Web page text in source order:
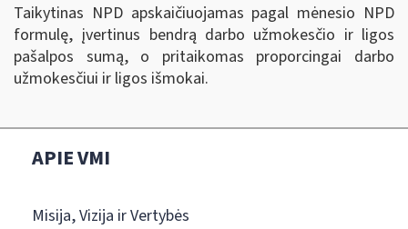
Taikytinas NPD apskaičiuojamas pagal mėnesio NPD
formulę, įvertinus bendrą darbo užmokesčio ir ligos
pašalpos sumą, o pritaikomas proporcingai darbo
užmokesčiui ir ligos išmokai.
APIE VMI
Misija, Vizija ir Vertybės